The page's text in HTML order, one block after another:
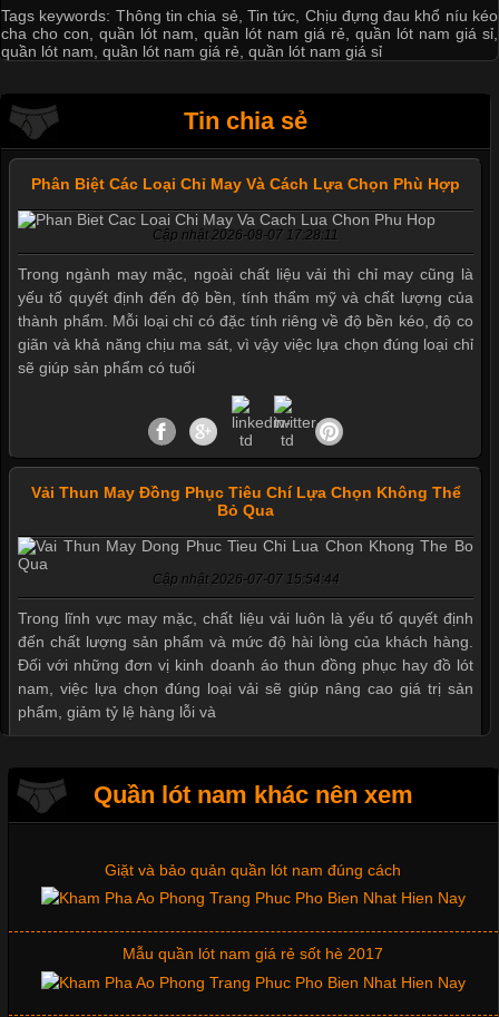
Tags keywords: Thông tin chia sẻ Tin tức Chịu đựng đau khổ níu kéo
cha cho con
quần lót nam quần lót nam giá rẻ quần lót nam giá sỉ
quần lót nam quần lót nam giá rẻ quần lót nam giá sỉ
Tin chia sẻ
Phân Biệt Các Loại Chỉ May Và Cách Lựa Chọn Phù Hợp
Cập nhật 2026-08-07 17:28:11
Trong ngành may mặc, ngoài chất liệu vải thì chỉ may cũng là
yếu tố quyết định đến độ bền, tính thẩm mỹ và chất lượng của
thành phẩm. Mỗi loại chỉ có đặc tính riêng về độ bền kéo, độ co
giãn và khả năng chịu ma sát, vì vậy việc lựa chọn đúng loại chỉ
sẽ giúp sản phẩm có tuổi
Vải Thun May Đồng Phục Tiêu Chí Lựa Chọn Không Thể
Bỏ Qua
Cập nhật 2026-07-07 15:54:44
Trong lĩnh vực may mặc, chất liệu vải luôn là yếu tố quyết định
đến chất lượng sản phẩm và mức độ hài lòng của khách hàng.
Đối với những đơn vị kinh doanh áo thun đồng phục hay đồ lót
nam, việc lựa chọn đúng loại vải sẽ giúp nâng cao giá trị sản
phẩm, giảm tỷ lệ hàng lỗi và
Áo thun là một trong những trang phục phổ biến nhất hiện nay
nhờ tính tiện dụng, dễ phối đồ và phù hợp với nhiều đối tượng.
Quần lót nam khác nên xem
Mẫu quần short quần lót nam nữ hè thu 2017
Thị hiều quần lót nam bơi lội nam và nữ 2017
Xu hướng thời trang trẻ và quần lót nam giá sỉ
Giặt và bảo quản quần lót nam đúng cách
Mẫu quần lót nam giá rẻ sốt hè 2017